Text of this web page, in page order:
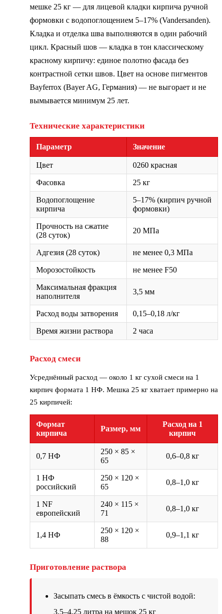
мешке 25 кг — для лицевой кладки кирпича ручной
формовки с водопоглощением 5–17% (Vandersanden).
Кладка и отделка шва выполняются в один рабочий
цикл. Красный шов — кладка в тон классическому
красному кирпичу: единое полотно фасада без
контрастной сетки швов. Цвет на основе пигментов
Bayferrox (Bayer AG, Германия) — не выгорает и не
вымывается минимум 25 лет.
Технические характеристики
Параметр Значение
Цвет 0260 красная
Фасовка 25 кг
Водопоглощение
кирпича
5–17% (кирпич ручной
формовки)
Прочность на сжатие
(28 суток)
20 МПа
Адгезия (28 суток) не менее 0,3 МПа
Морозостойкость не менее F50
Максимальная фракция
наполнителя
3,5 мм
Расход воды затворения 0,15–0,18 л/кг
Время жизни раствора 2 часа
Расход смеси
Усреднённый расход — около 1 кг сухой смеси на 1
кирпич формата 1 НФ. Мешка 25 кг хватает примерно на
25 кирпичей:
Формат
кирпича
Размер, мм
Расход на 1
кирпич
0,7 НФ
250 × 85 ×
65
0,6–0,8 кг
1 НФ
российский
250 × 120 ×
65
0,8–1,0 кг
1 NF
европейский
240 × 115 ×
71
0,8–1,0 кг
1,4 НФ
250 × 120 ×
88
0,9–1,1 кг
Приготовление раствора
Засыпать смесь в ёмкость с чистой водой:
3,5–4,25 литра на мешок 25 кг